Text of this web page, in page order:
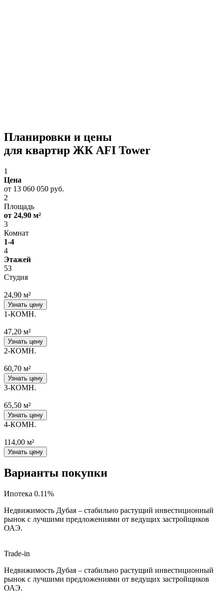
Планировки и цены
для квартир ЖК AFI Tower
1
Цена
от 13 060 050 руб.
2
Площадь
от 24,90 м²
3
Комнат
1-4
4
Этажей
53
Студия
24,90 м²
Узнать цену
1-КОМН.
47,20 м²
Узнать цену
2-КОМН.
60,70 м²
Узнать цену
3-КОМН.
65,50 м²
Узнать цену
4-КОМН.
114,00 м²
Узнать цену
Варианты покупки
Ипотека 0.11%
Недвижимость Дубая – стабильно растущий инвестиционный
рынок с лучшими предложениями от ведущих застройщиков
ОАЭ.
Trade-in
Недвижимость Дубая – стабильно растущий инвестиционный
рынок с лучшими предложениями от ведущих застройщиков
ОАЭ.